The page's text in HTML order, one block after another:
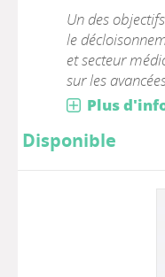
Un des
le
et secteur
sur les
Plus
Disponible